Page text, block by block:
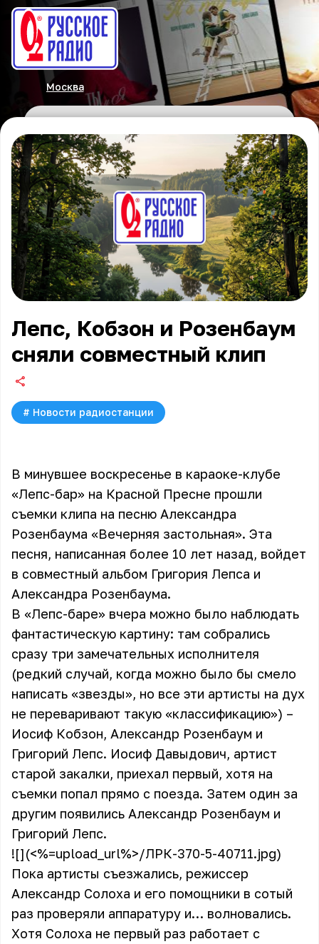
Москва
Лепс, Кобзон и Розенбаум
сняли совместный клип
# Новости радиостанции
В минувшее воскресенье в караоке-клубе
«Лепс-бар» на Красной Пресне прошли
съемки клипа на песню Александра
Розенбаума «Вечерняя застольная». Эта
песня, написанная более 10 лет назад, войдет
в совместный альбом Григория Лепса и
Александра Розенбаума.
В «Лепс-баре» вчера можно было наблюдать
фантастическую картину: там собрались
сразу три замечательных исполнителя
(редкий случай, когда можно было бы смело
написать «звезды», но все эти артисты на дух
не переваривают такую «классификацию») –
Иосиф Кобзон, Александр Розенбаум и
Григорий Лепс. Иосиф Давыдович, артист
старой закалки, приехал первый, хотя на
съемки попал прямо с поезда. Затем один за
другим появились Александр Розенбаум и
Григорий Лепс.
![](<%=upload_url%>/ЛРК-370-5-40711.jpg)
Пока артисты съезжались, режиссер
Александр Солоха и его помощники в сотый
раз проверяли аппаратуру и… волновались.
Хотя Солоха не первый раз работает с